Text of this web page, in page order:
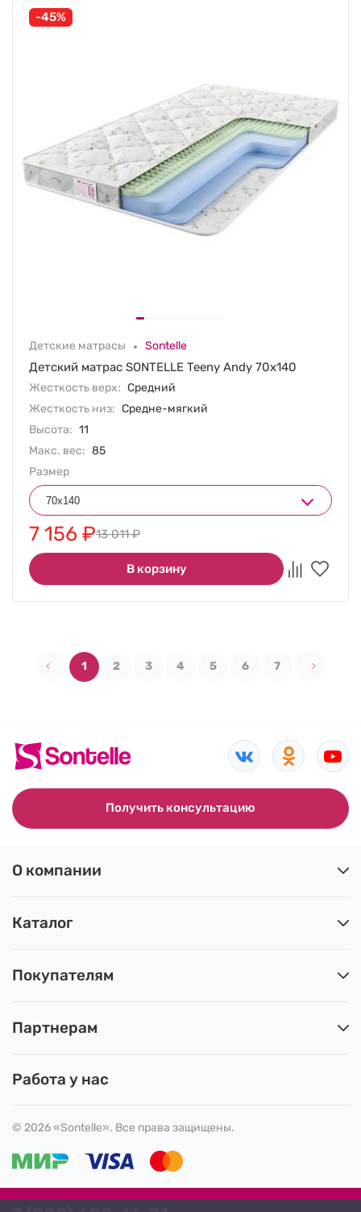
-45%
Детские матрасы Sontelle
Детский матрас SONTELLE Teeny Andy 70х140
Жесткость верх: Средний
Жесткость низ: Средне-мягкий
Высота: 11
Макс. вес: 85
Размер
7 156 ₽13 011₽
В корзину
1 2 3 4 5 6 7
Получить консультацию
О компании
Каталог
Покупателям
Партнерам
Работа у нас
© 2026 «Sontelle». Все права защищены.